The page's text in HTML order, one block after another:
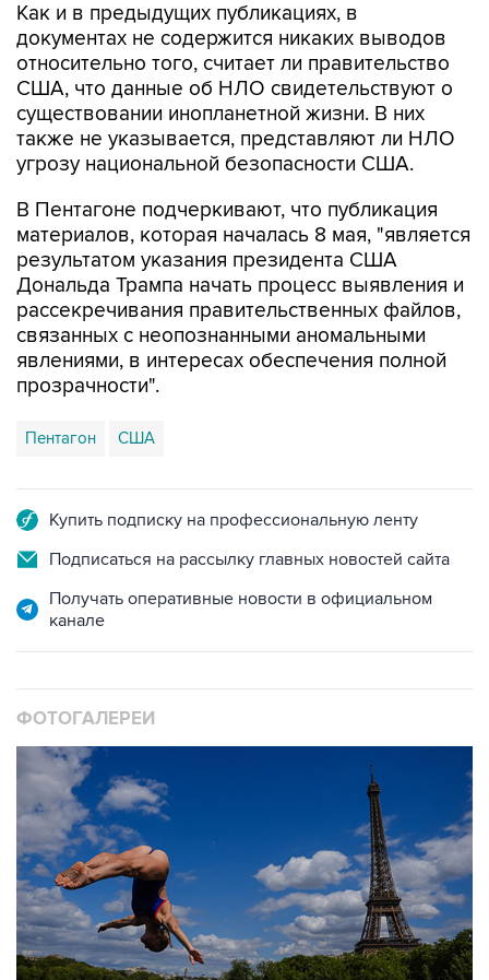
Как и в предыдущих публикациях, в
документах не содержится никаких выводов
относительно того, считает ли правительство
США, что данные об НЛО свидетельствуют о
существовании инопланетной жизни. В них
также не указывается, представляют ли НЛО
угрозу национальной безопасности США.
В Пентагоне подчеркивают, что публикация
материалов, которая началась 8 мая, "является
результатом указания президента США
Дональда Трампа начать процесс выявления и
рассекречивания правительственных файлов,
связанных с неопознанными аномальными
явлениями, в интересах обеспечения полной
прозрачности".
Пентагон США
Купить подписку на профессиональную ленту
Подписаться на рассылку главных новостей сайта
Получать оперативные новости в официальном
канале
ФОТОГАЛЕРЕИ